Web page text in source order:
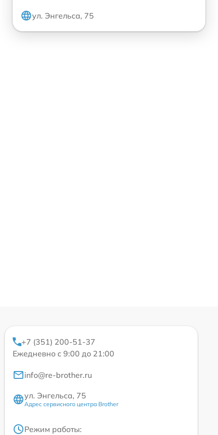
ул. Энгельса, 75
+7 (351) 200-51-37
Ежедневно с 9:00 до 21:00
info@re-brother.ru
ул. Энгельса, 75
Адрес сервисного центра Brother
Режим работы: